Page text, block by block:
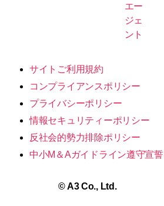
エー
ジェ
ント
サイトご利用規約
コンプライアンスポリシー
プライバシーポリシー
情報セキュリティーポリシー
反社会的勢力排除ポリシー
中小M＆Aガイドライン遵守宣誓
©A3 Co., Ltd.